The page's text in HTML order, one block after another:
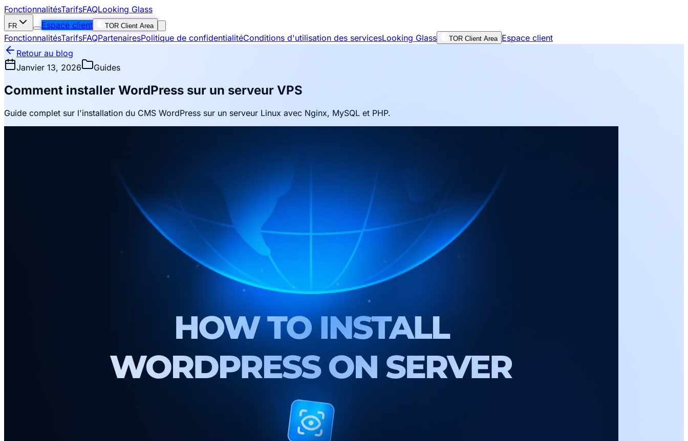
FonctionnalitésTarifsFAQLooking Glass
FR Espace client TOR Client Area
FonctionnalitésTarifsFAQPartenairesPolitique de confidentialitéConditions d'utilisation des servicesLooking Glass TOR Client Area Espace client
Retour au blog
Janvier 13, 2026
Guides
Comment installer WordPress sur un serveur VPS
Guide complet sur l'installation du CMS WordPress sur un serveur Linux avec Nginx, MySQL et PHP.